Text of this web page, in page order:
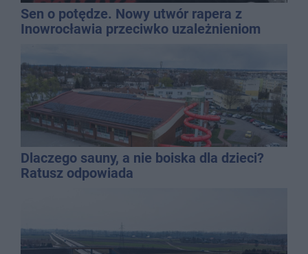
Sen o potędze. Nowy utwór rapera z
Inowrocławia przeciwko uzależnieniom
Dlaczego sauny, a nie boiska dla dzieci?
Ratusz odpowiada